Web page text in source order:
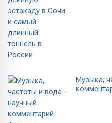
Музыка,